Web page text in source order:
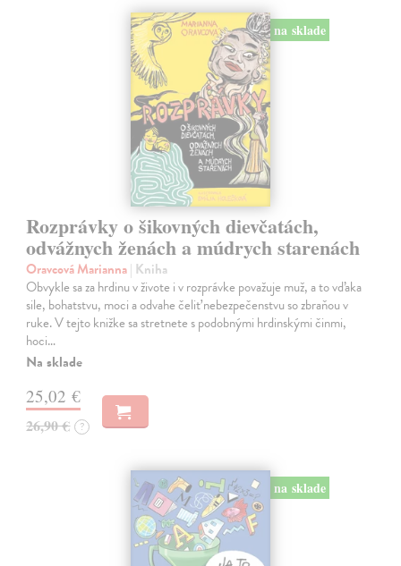
na sklade
Rozprávky o šikovných dievčatách,
odvážnych ženách a múdrych starenách
Oravcová Marianna| Kniha
Obvykle sa za hrdinu v živote i v rozprávke považuje muž, a to vďaka
sile, bohatstvu, moci a odvahe čeliť nebezpečenstvu so zbraňou v
ruke. V tejto knižke sa stretnete s podobnými hrdinskými činmi,
hoci…
Na sklade
25,02 €
26,90 € ?
na sklade